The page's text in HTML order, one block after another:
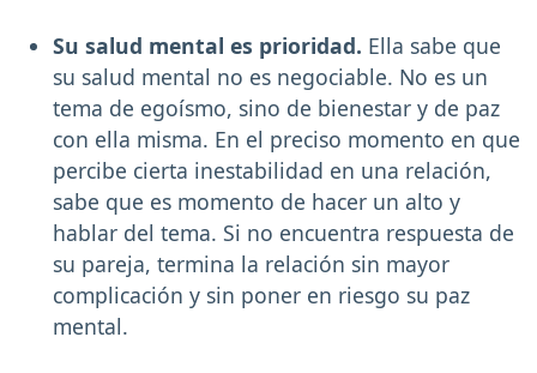
Su salud mental es prioridad. Ella sabe que
su salud mental no es negociable. No es un
tema de egoísmo, sino de bienestar y de paz
con ella misma. En el preciso momento en que
percibe cierta inestabilidad en una relación,
sabe que es momento de hacer un alto y
hablar del tema. Si no encuentra respuesta de
su pareja, termina la relación sin mayor
complicación y sin poner en riesgo su paz
mental.